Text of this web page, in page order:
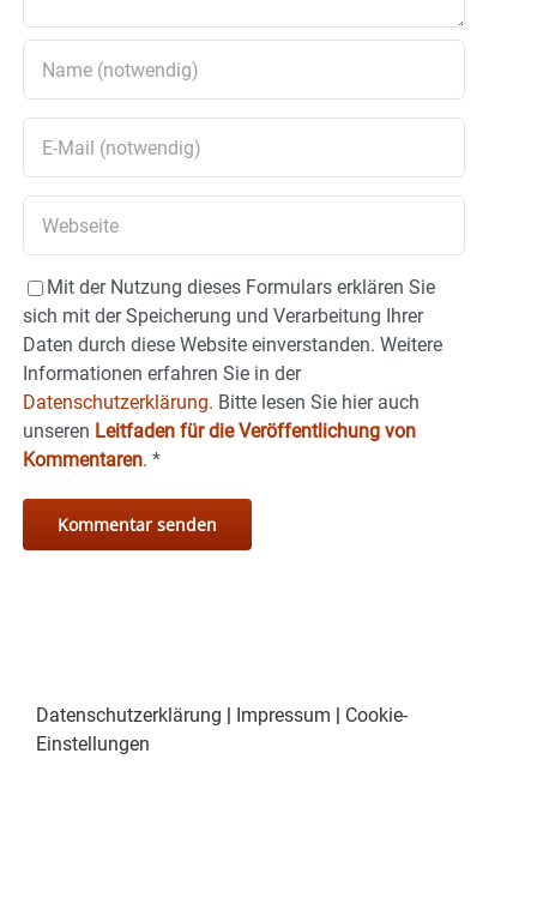
Mit der Nutzung dieses Formulars erklären Sie
sich mit der Speicherung und Verarbeitung Ihrer
Daten durch diese Website einverstanden. Weitere
Informationen erfahren Sie in der
Datenschutzerklärung. Bitte lesen Sie hier auch
unseren Leitfaden für die Veröffentlichung von
Kommentaren. *
Datenschutzerklärung | Impressum | Cookie-
Einstellungen